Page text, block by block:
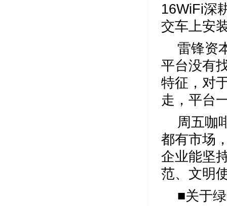
16WiFi深
交车上安
雷锋资
平台没有
特征，对
走，平台
周五咖
都有市场
企业能坚
范、文明
■关于